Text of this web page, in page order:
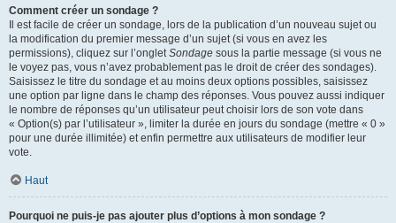
Comment créer un sondage ?
Il est facile de créer un sondage, lors de la publication d’un nouveau sujet ou
la modification du premier message d’un sujet (si vous en avez les
permissions), cliquez sur l’ongletSondage sous la partie message (si vous ne
le voyez pas, vous n’avez probablement pas le droit de créer des sondages).
Saisissez le titre du sondage et au moins deux options possibles, saisissez
une option par ligne dans le champ des réponses. Vous pouvez aussi indiquer
le nombre de réponses qu’un utilisateur peut choisir lors de son vote dans
« Option(s) par l’utilisateur », limiter la durée en jours du sondage (mettre « 0 »
pour une durée illimitée) et enfin permettre aux utilisateurs de modifier leur
vote.
Haut
Pourquoi ne puis-je pas ajouter plus d’options à mon sondage ?